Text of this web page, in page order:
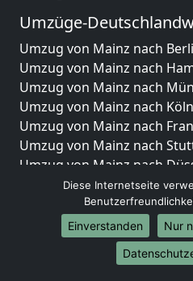
Umzüge-
Umzug von Mainz nach
Umzug von Mainz nach
Umzug von Mainz nach
Umzug von Mainz nach Köln
Umzug von Mainz nach
Umzug von Mainz nach
Umzug von Mainz nach
Umzug von Mainz nach
Umzug von Mainz nach
Umzug von Mainz nach
Umzug von Mainz nach
Umzug von Mainz nach
Diese Internetseite
Einverstanden
Nur